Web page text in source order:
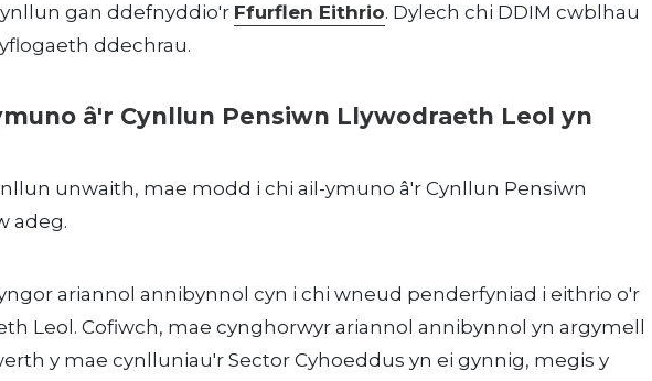
gan ddefnyddio'r Ffurflen Eithrio. Dylech chi DDIM cwblhau
ddechrau.
â'r Cynllun Pensiwn Llywodraeth Leol yn
unwaith, mae modd i chi ail-ymuno â'r Cynllun Pensiwn
adeg.
ariannol annibynnol cyn i chi wneud penderfyniad i eithrio o'r
Leol. Cofiwch, mae cynghorwyr ariannol annibynnol yn argymell
y mae cynlluniau'r Sector Cyhoeddus yn ei gynnig, megis y